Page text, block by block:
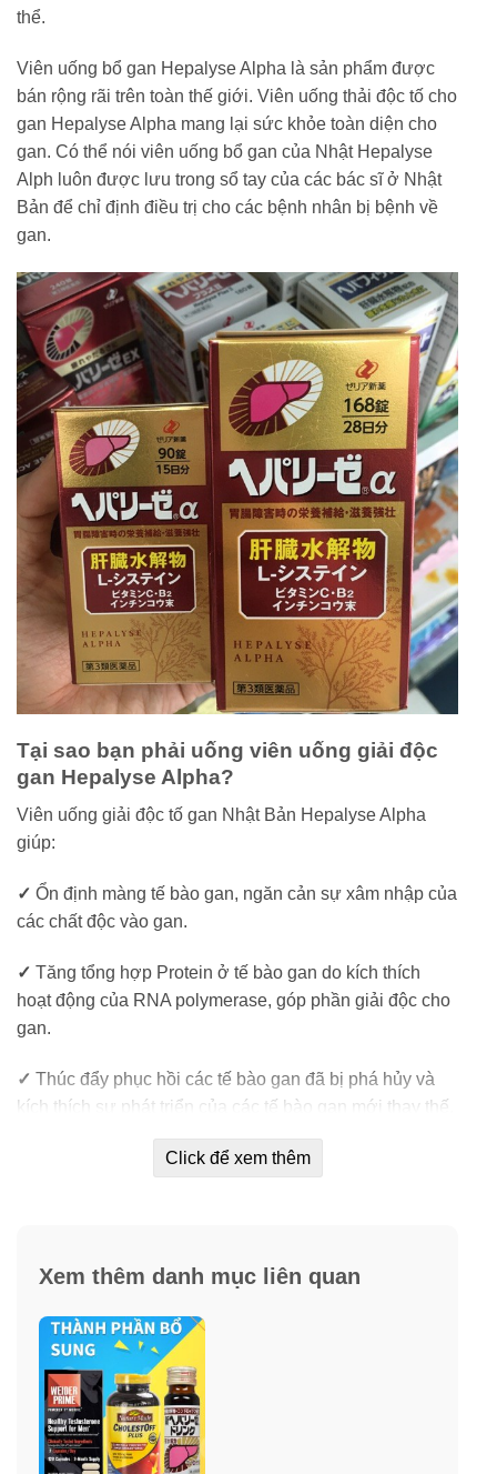
thể.
Viên uống bổ gan Hepalyse Alpha là sản phẩm được
bán rộng rãi trên toàn thế giới. Viên uống thải độc tố cho
gan Hepalyse Alpha mang lại sức khỏe toàn diện cho
gan. Có thể nói viên uống bổ gan của Nhật Hepalyse
Alph luôn được lưu trong sổ tay của các bác sĩ ở Nhật
Bản để chỉ định điều trị cho các bệnh nhân bị bệnh về
gan.
Tại sao bạn phải uống viên uống giải độc
gan Hepalyse Alpha?
Viên uống giải độc tố gan Nhật Bản Hepalyse Alpha
giúp:
✓ Ổn định màng tế bào gan, ngăn cản sự xâm nhập của
các chất độc vào gan.
✓ Tăng tổng hợp Protein ở tế bào gan do kích thích
hoạt động của RNA polymerase, góp phần giải độc cho
gan.
✓ Thúc đẩy phục hồi các tế bào gan đã bị phá hủy và
kích thích sự phát triển của các tế bào gan mới thay thế.
Ức chế sự biến đổi của gan thành các tổ chức xơ,
Chống peroxyd hóa lipid, tăng khả năng oxy hóa axit
béo của gan, làm ổn định tế bào gây viêm, ức chế phản
ứng viêm, giảm nồng độ enzym gan, giúp cải thiện các
triệu chứng của gan như: gan nhiễm mỡ, viêm gan…
Click để xem thêm
Xem thêm danh mục liên quan